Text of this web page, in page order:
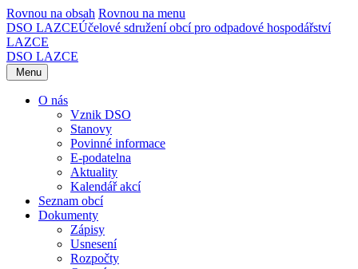
Rovnou na obsah Rovnou na menu
DSO LAZCEÚčelové sdružení obcí pro odpadové hospodářství
LAZCE
DSO LAZCE
Menu
O nás
Vznik DSO
Stanovy
Povinné informace
E-podatelna
Aktuality
Kalendář akcí
Seznam obcí
Dokumenty
Zápisy
Usnesení
Rozpočty